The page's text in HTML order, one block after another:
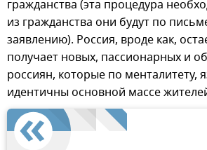
гражданства (эта процедура
из гражданства они будут по
заявлению). Россия, вроде как,
получает новых, пассионарных и
россиян, которые по менталитету,
идентичны основной массе